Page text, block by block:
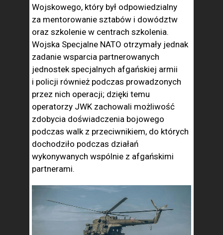
Wojskowego, który był odpowiedzialny
za mentorowanie sztabów i dowództw
oraz szkolenie w centrach szkolenia.
Wojska Specjalne NATO otrzymały jednak
zadanie wsparcia partnerowanych
jednostek specjalnych afgańskiej armii
i policji również podczas prowadzonych
przez nich operacji; dzięki temu
operatorzy JWK zachowali możliwość
zdobycia doświadczenia bojowego
podczas walk z przeciwnikiem, do których
dochodziło podczas działań
wykonywanych wspólnie z afgańskimi
partnerami.